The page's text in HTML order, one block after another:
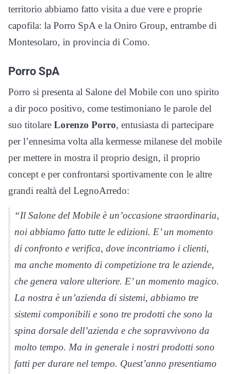
territorio abbiamo fatto visita a due vere e proprie
capofila: la Porro SpA e la Oniro Group, entrambe di
Montesolaro, in provincia di Como.
Porro SpA
Porro si presenta al Salone del Mobile con uno spirito
a dir poco positivo, come testimoniano le parole del
suo titolare Lorenzo Porro, entusiasta di partecipare
per l’ennesima volta alla kermesse milanese del mobile
per mettere in mostra il proprio design, il proprio
concept e per confrontarsi sportivamente con le altre
grandi realtà del LegnoArredo:
“Il Salone del Mobile è un’occasione straordinaria,
noi abbiamo fatto tutte le edizioni. E’ un momento
di confronto e verifica, dove incontriamo i clienti,
ma anche momento di competizione tra le aziende,
che genera valore ulteriore. E’ un momento magico.
La nostra è un’azienda di sistemi, abbiamo tre
sistemi componibili e sono tre prodotti che sono la
spina dorsale dell’azienda e che sopravvivono da
molto tempo. Ma in generale i nostri prodotti sono
fatti per durare nel tempo. Quest’anno presentiamo